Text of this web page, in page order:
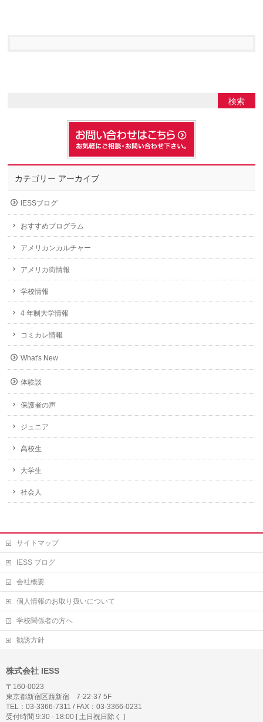
カテゴリー アーカイブ
IESSブログ
おすすめプログラム
アメリカンカルチャー
アメリカ街情報
学校情報
4 年制大学情報
コミカレ情報
What's New
体験談
保護者の声
ジュニア
高校生
大学生
社会人
サイトマップ
IESS ブログ
会社概要
個人情報のお取り扱いについて
学校関係者の方へ
勧誘方針
株式会社 IESS
〒160-0023
東京都新宿区西新宿 7-22-37 5F
TEL：03-3366-7311 / FAX：03-3366-0231
受付時間 9:30 - 18:00 [ 土日祝日除く ]